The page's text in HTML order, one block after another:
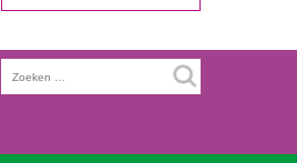
Zoeken
naar: